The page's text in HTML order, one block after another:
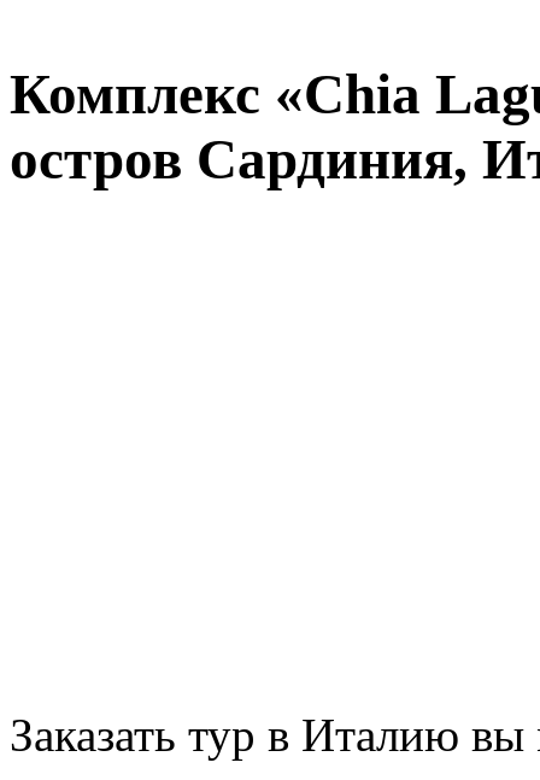
Комплекс «Chia
остров Сардиния,
Заказать тур в Италию